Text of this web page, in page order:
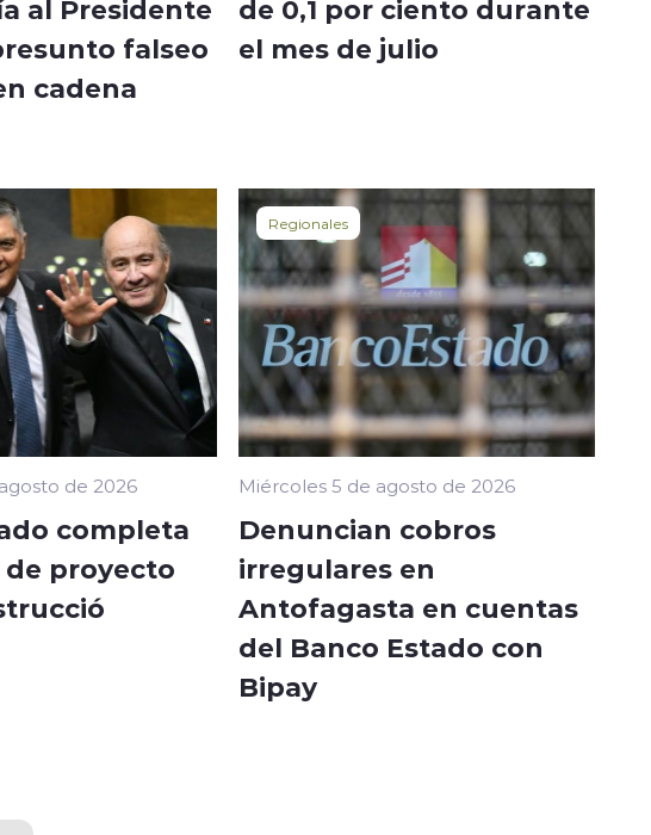
al Presidente
falseo
cadena
de 0,1 por ciento durante
el mes de julio
de 2026
completa
proyecto
Regionales
Miércoles 5 de agosto de 2026
Denuncian cobros
irregulares en
Antofagasta en cuentas
del Banco Estado con
Bipay